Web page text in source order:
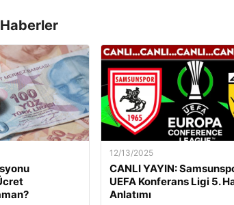
12/13/2025
CANLI YAYIN:
UEFA Konferans Ligi 5.
Anlatımı